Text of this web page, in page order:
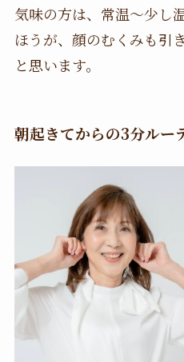
気味の方は、常温〜少し
ほうが、顔のむくみも引
と思います。
朝起きてからの3分ルー